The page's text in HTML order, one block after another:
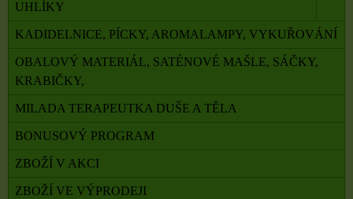
UHLÍKY
KADIDELNICE, PÍCKY, AROMALAMPY, VYKUŘOVÁNÍ
OBALOVÝ MATERIÁL, SATÉNOVÉ MAŠLE, SÁČKY,
KRABIČKY,
MILADA TERAPEUTKA DUŠE A TĚLA
BONUSOVÝ PROGRAM
ZBOŽÍ V AKCI
ZBOŽÍ VE VÝPRODEJI